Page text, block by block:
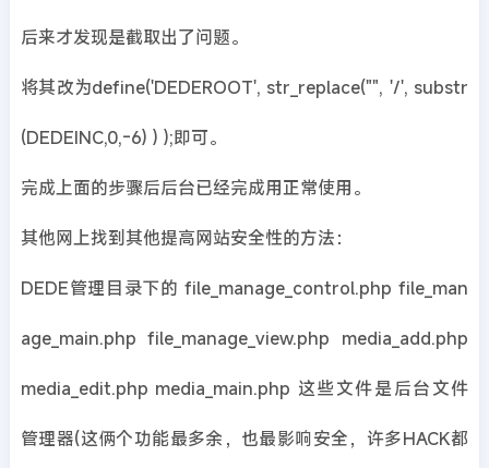
后来才发现是截取出了问题。
将其改为define('DEDEROOT', str_replace("", '/', substr
(DEDEINC,0,-6) ) );即可。
完成上面的步骤后后台已经完成用正常使用。
其他网上找到其他提高网站安全性的方法：
DEDE管理目录下的 file_manage_control.php file_man
age_main.php file_manage_view.php media_add.php
media_edit.php media_main.php 这些文件是后台文件
管理器(这俩个功能最多余，也最影响安全，许多HACK都